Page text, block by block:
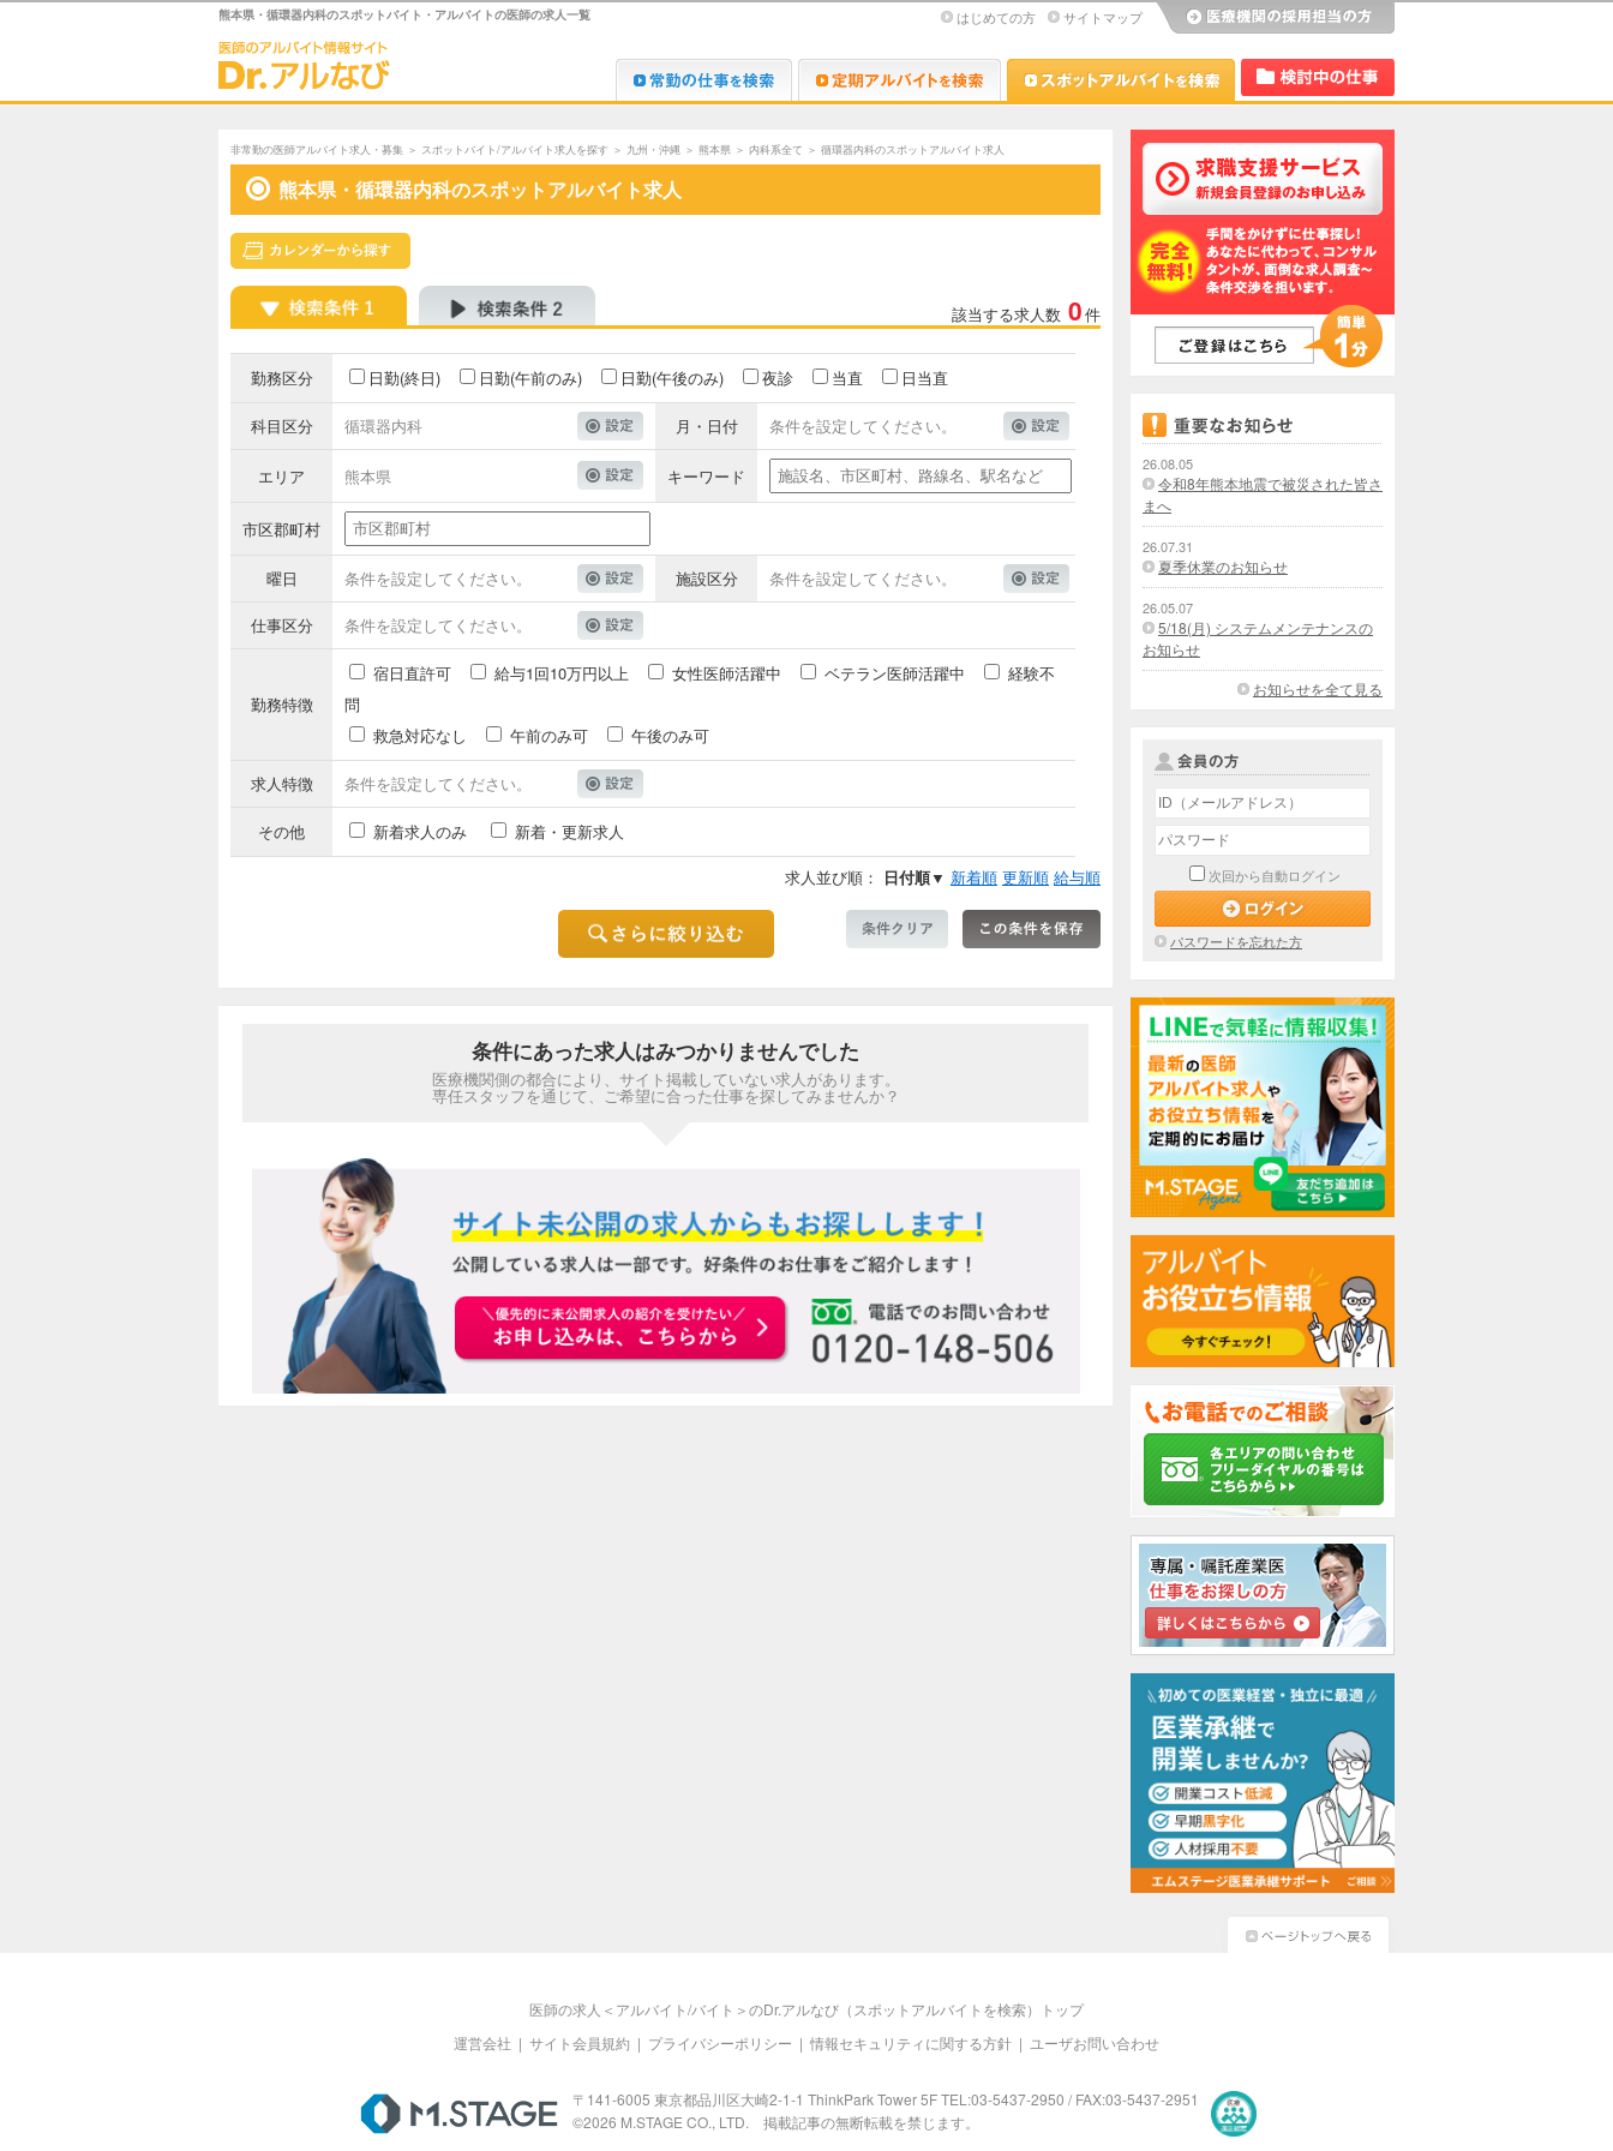
熊本県・循環器内科のスポットバイト・アルバイトの医師の求人一覧 はじめての方 サイトマップ
Dr.転職なび Dr.アルなび Dr.アルなび
非常勤の医師アルバイト求人・募集 ＞ スポットバイト/アルバイト求人を探す ＞ 九州・沖縄 ＞ 熊本県 ＞ 内科系全て ＞ 循環器内科のスポットアルバイト求人
熊本県・循環器内科のスポットアルバイト求人
該当する求人数 0件
勤務区分 日勤(終日) 日勤(午前のみ) 日勤(午後のみ) 夜診 当直 日当直
科目区分 循環器内科 月・日付 条件を設定してください。
エリア 熊本県 キーワード
市区郡町村
曜日 条件を設定してください。 施設区分 条件を設定してください。
仕事区分 条件を設定してください。
勤務特徴
宿日直許可 給与1回10万円以上 女性医師活躍中 ベテラン医師活躍中
経験不
問
救急対応なし
午前のみ可 午後のみ可
求人特徴 条件を設定してください。
その他 新着求人のみ
新着・更新求人
求人並び順： 日付順▼ 新着順 更新順 給与順
条件にあった求人はみつかりませんでした
医療機関側の都合により、サイト掲載していない求人があります。
専任スタッフを通じて、ご希望に合った仕事を探してみませんか？
お申込みはこちらから
26.08.05
令和8年熊本地震で被災された皆さ
まへ
26.07.31
夏季休業のお知らせ
26.05.07
5/18(月) システムメンテナンスの
お知らせ
お知らせを全て見る
次回から自動ログイン
パスワードを忘れた方
医師の求人＜アルバイト/バイト＞のDr.アルなび（スポットアルバイトを検索）トップ
運営会社 | サイト会員規約 | プライバシーポリシー | 情報セキュリティに関する方針 | ユーザお問い合わせ
M.STAGE
〒141-6005 東京都品川区大崎2-1-1 ThinkPark Tower 5F TEL:03-5437-2950 / FAX:03-5437-2951
©2026 M.STAGE CO., LTD. 掲載記事の無断転載を禁じます。